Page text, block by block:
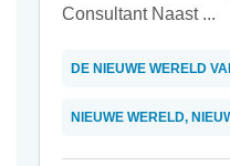
Consultant Naast ...
DE NIEUWE WERELD
NIEUWE WERELD,